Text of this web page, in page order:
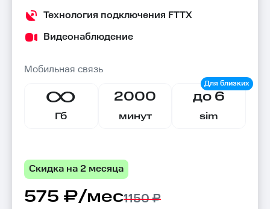
Технология подключения FTTX
Видеонаблюдение
Мобильная связь
Гб
2000
минут
до 6
sim
Скидка на 2 месяца
575 ₽/мес1150 ₽